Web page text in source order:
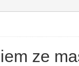
ze